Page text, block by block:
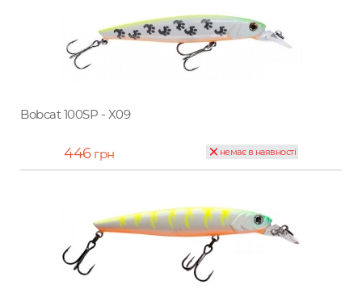
Bobcat 100SP - X09
446грн немає в наявності